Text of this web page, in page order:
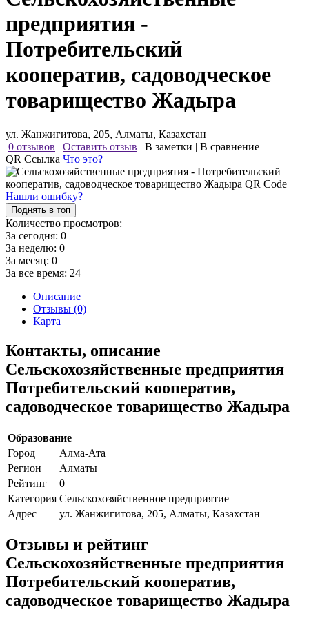
предприятия -
Потребительский
кооператив, садоводческое
товарищество Жадыра
ул. Жанжигитова, 205, Алматы, Казахстан
0 отзывов | Оставить отзыв | В заметки | В сравнение
QR Ссылка Что это?
Нашли ошибку?
Поднять в топ
Количество просмотров:
За сегодня: 0
За неделю: 0
За месяц: 0
За все время: 24
Описание
Отзывы (0)
Карта
Контакты, описание
Сельскохозяйственные предприятия
Потребительский кооператив,
садоводческое товарищество Жадыра
Образование
Город
Алма-Ата
Регион
Алматы
Рейтинг
0
Категория Сельскохозяйственное предприятие
Адрес
ул. Жанжигитова, 205, Алматы, Казахстан
Отзывы и рейтинг
Сельскохозяйственные предприятия
Потребительский кооператив,
садоводческое товарищество Жадыра